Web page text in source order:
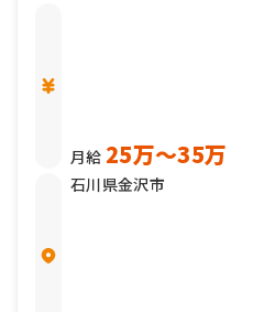
月給 25万〜35万
石川県金沢市